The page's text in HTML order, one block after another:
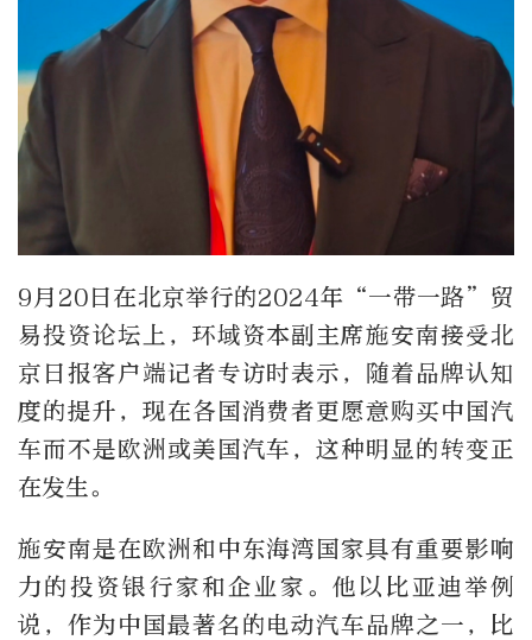
9 月 20日在北京举行的2024年“一带一路”贸
易投资论坛上，环域资本副主席施安南接受北
京日报客户端记者专访时表示，随着品牌认知
度的提升，现在各国消费者更愿意购买中国汽
车而不是欧洲或美国汽车，这种明显的转变正
在发生。
施安南是在欧洲和中东海湾国家具有重要影响
力的投资银行家和企业家。他以比亚迪举例
说，作为中国最著名的电动汽车品牌之一，比